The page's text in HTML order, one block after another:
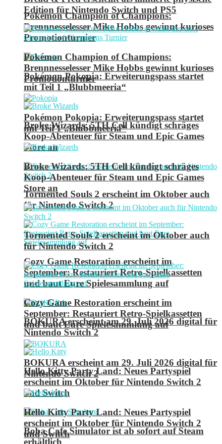
Pokémon Champion of Champions:
Brennnesselesser Mike Hobbs gewinnt kurioses
Promotionturnier
Pokémon Pokopia: Erweiterungspass startet
mit Teil 1 „Blubbmeeria“
Broke Wizards: 5TH Cell kündigt schräges
Koop-Abenteuer für Steam und Epic Games
Store an
Tormented Souls 2 erscheint im Oktober auch
für Nintendo Switch 2
Cozy Game Restoration erscheint im
September: Restauriert Retro-Spielkassetten
und baut Eure Spielesammlung auf
BOKURA erscheint am 29. Juli 2026 digital für
Nintendo Switch 2
Hello Kitty Party Land: Neues Partyspiel
erscheint im Oktober für Nintendo Switch 2
und Switch
Boba Cafe Simulator ist ab sofort auf Steam
erhältlich
Edition für Nintendo Switch und PS5
Pokémon Champion of Champions:
Brennnesselesser Mike Hobbs gewinnt kurioses
Promotionturnier
Pokémon Pokopia: Erweiterungspass startet
mit Teil 1 „Blubbmeeria“
Broke Wizards: 5TH Cell kündigt schräges
Koop-Abenteuer für Steam und Epic Games
Store an
Tormented Souls 2 erscheint im Oktober auch
für Nintendo Switch 2
Cozy Game Restoration erscheint im
September: Restauriert Retro-Spielkassetten
und baut Eure Spielesammlung auf
BOKURA erscheint am 29. Juli 2026 digital für
Nintendo Switch 2
Hello Kitty Party Land: Neues Partyspiel
erscheint im Oktober für Nintendo Switch 2
und Switch